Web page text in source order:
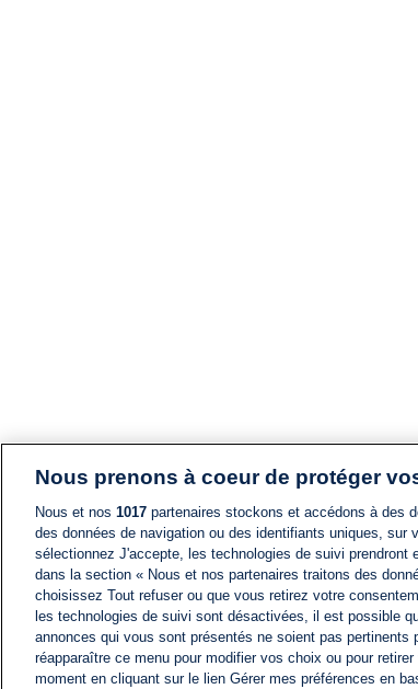
Nous prenons à coeur de protéger
Nous et nos 1017 partenaires stockons et accédons à des
des données de navigation ou des identifiants uniques, sur
sélectionnez J'accepte, les technologies de suivi prendront
dans la section « Nous et nos partenaires traitons des
choisissez Tout refuser ou que vous retirez votre
les technologies de suivi sont désactivées, il est possible
annonces qui vous sont présentés ne soient pas pertinents
réapparaître ce menu pour modifier vos choix ou pour
moment en cliquant sur le lien Gérer mes préférences en